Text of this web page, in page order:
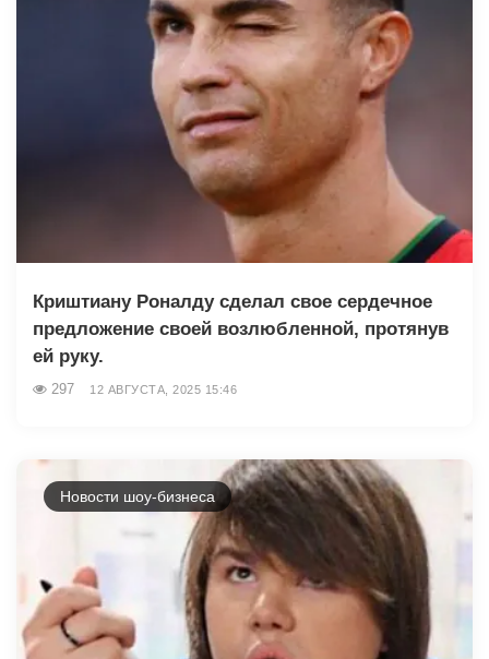
Криштиану Роналду сделал свое сердечное
предложение своей возлюбленной, протянув
ей руку.
297 12 АВГУСТА, 2025 15:46
Новости шоу-бизнеса